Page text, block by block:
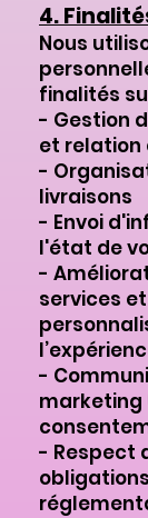
4.
Nous
finalités
- Gestion
et relation
-
livraisons
- Envoi
l'état de
-
services et
-
marketing
- Respect